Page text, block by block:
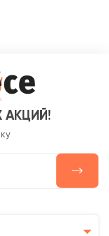
АКЦИЙ!